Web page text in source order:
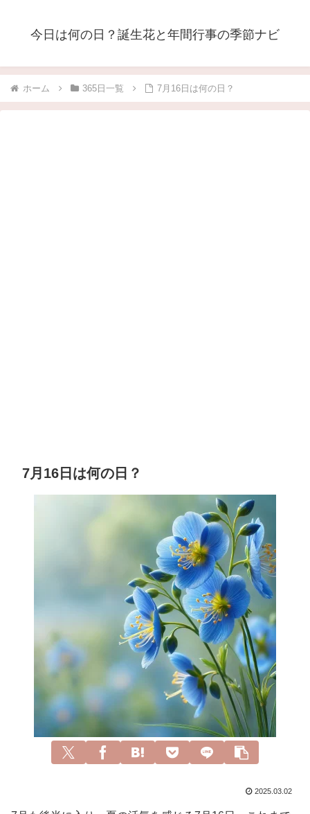
今日は何の日？誕生花と年間行事の季節ナビ
ホーム 365日一覧 7月16日は何の日？
7月16日は何の日？
2025.03.02